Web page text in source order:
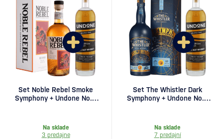
Set Noble Rebel Smoke
Symphony + Undone No.3
Na sklade
3 predajne
Set The Whistler Dark
Symphony + Undone No.3
Na sklade
7 predajní